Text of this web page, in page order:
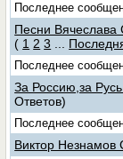
Последнее
Песни Вячеслава
( 1 2 3
Последнее
За Россию,за
Ответов)
Последнее
Виктор